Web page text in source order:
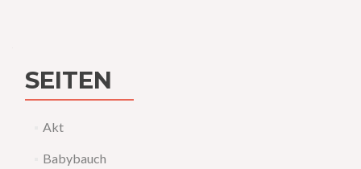
SEITEN
Akt
Babybauch